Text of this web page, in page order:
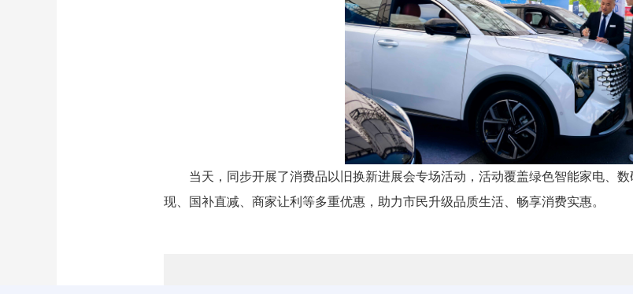
当天，同步开展了消费品以旧换新进展会专场活动，活动覆盖绿色智能家电、
现、国补直减、商家让利等多重优惠，助力市民升级品质生活、畅享消费实惠。